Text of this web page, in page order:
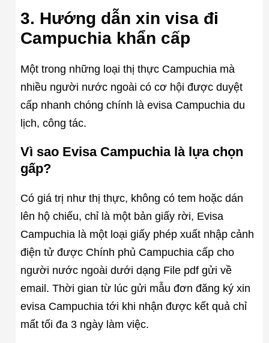
3. Hướng dẫn xin visa đi
Campuchia khẩn cấp
Một trong những loại thị thực Campuchia mà
nhiều người nước ngoài có cơ hội được duyệt
cấp nhanh chóng chính là evisa Campuchia du
lịch, công tác.
Vì sao Evisa Campuchia là lựa chọn
gấp?
Có giá trị như thị thực, không có tem hoặc dán
lên hộ chiếu, chỉ là một bản giấy rời, Evisa
Campuchia là một loại giấy phép xuất nhập cảnh
điện tử được Chính phủ Campuchia cấp cho
người nước ngoài dưới dạng File pdf gửi về
email. Thời gian từ lúc gửi mẫu đơn đăng ký xin
evisa Campuchia tới khi nhận được kết quả chỉ
mất tối đa 3 ngày làm việc.